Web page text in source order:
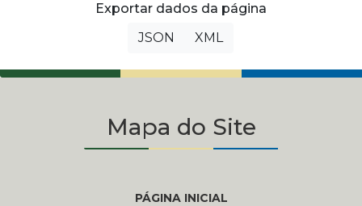
Exportar dados da página
JSON
XML
Mapa do Site
PÁGINA INICIAL